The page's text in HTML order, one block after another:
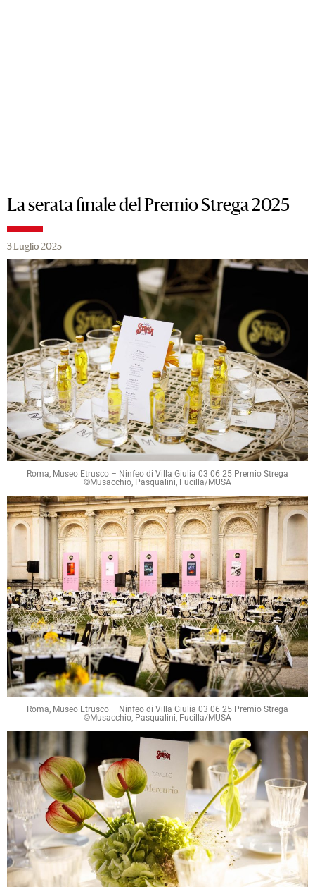
La serata finale del Premio Strega 2025
3 Luglio 2025
Roma, Museo Etrusco – Ninfeo di Villa Giulia 03 06 25 Premio Strega
©Musacchio, Pasqualini, Fucilla/MUSA
Roma, Museo Etrusco – Ninfeo di Villa Giulia 03 06 25 Premio Strega
©Musacchio, Pasqualini, Fucilla/MUSA